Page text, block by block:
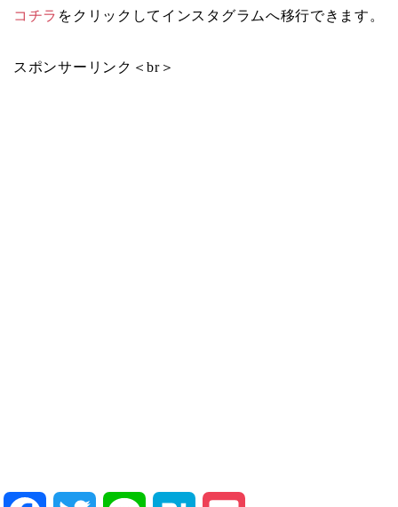
コチラ をクリックしてインスタグラムへ移行できます。
スポンサーリンク＜br＞